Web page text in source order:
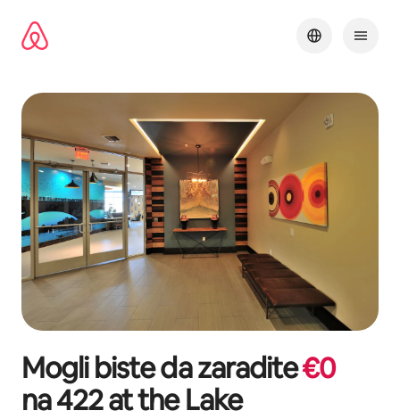
sadržaj
Mogli biste da zaradite€0
na422 at the Lake